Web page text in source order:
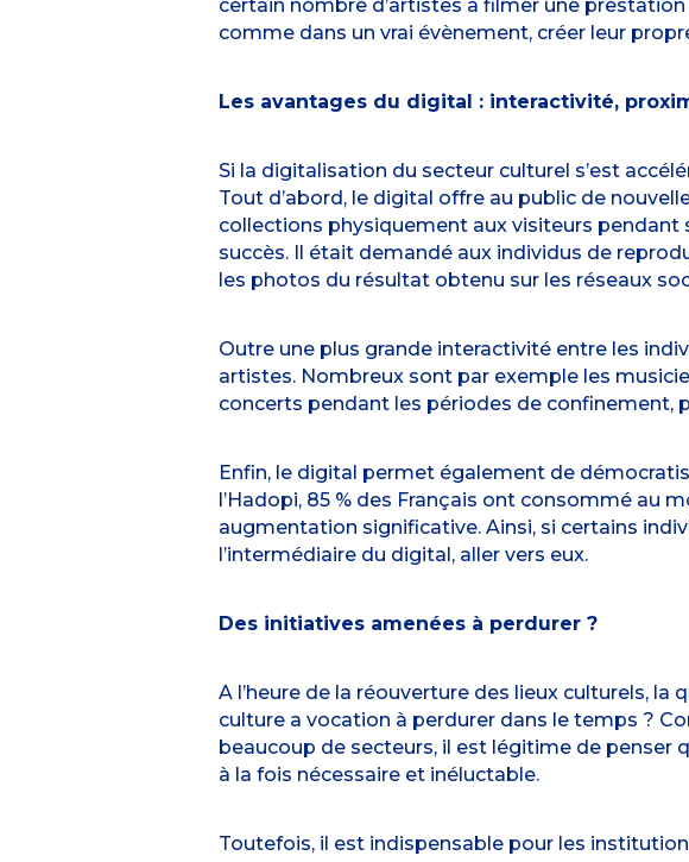
certain nombre d’artistes à filmer une
comme dans un vrai évènement, créer leur
Les avantages du digital : interactivité,
Si la digitalisation du secteur culturel s’est
Tout d’abord, le digital offre au public de
collections physiquement aux visiteurs pendant
succès. Il était demandé aux individus de
les photos du résultat obtenu sur les réseaux
Outre une plus grande interactivité entre les
artistes. Nombreux sont par exemple les
concerts pendant les périodes de confinement,
Enfin, le digital permet également de
l’Hadopi, 85 % des Français ont consommé au
augmentation significative. Ainsi, si certains
l’intermédiaire du digital, aller vers eux.
Des initiatives amenées à perdurer ?
A l’heure de la réouverture des lieux culturels,
culture a vocation à perdurer dans le temps ?
beaucoup de secteurs, il est légitime de penser
à la fois nécessaire et inéluctable.
Toutefois, il est indispensable pour les